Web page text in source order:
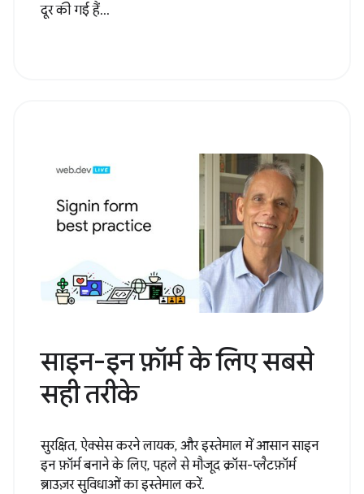
दूर की गई हैं...
साइन-इन फ़ॉर्म के लिए सबसे
सही तरीके
सुरक्षित, ऐक्सेस करने लायक, और इस्तेमाल में आसान साइन
इन फ़ॉर्म बनाने के लिए, पहले से मौजूद क्रॉस-प्लैटफ़ॉर्म
ब्राउज़र सुविधाओं का इस्तेमाल करें.